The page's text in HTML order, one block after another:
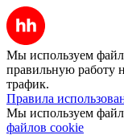
Мы используем
правильную работу
трафик.
Правила
Мы используем
файлов cookie